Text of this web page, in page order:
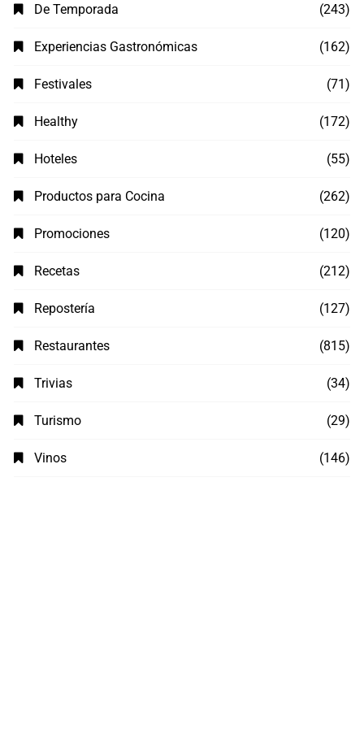
De Temporada (243)
Experiencias Gastronómicas (162)
Festivales (71)
Healthy (172)
Hoteles (55)
Productos para Cocina (262)
Promociones (120)
Recetas (212)
Repostería (127)
Restaurantes (815)
Trivias (34)
Turismo (29)
Vinos (146)